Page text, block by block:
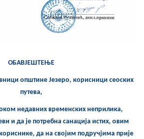
ИНФО
ОБАВЈЕШТЕЊЕ
општине Језеро, корисници сеоских
путева,
недавних временских неприлика,
и да је потребна санација истих, овим
да на својим подручјима прије